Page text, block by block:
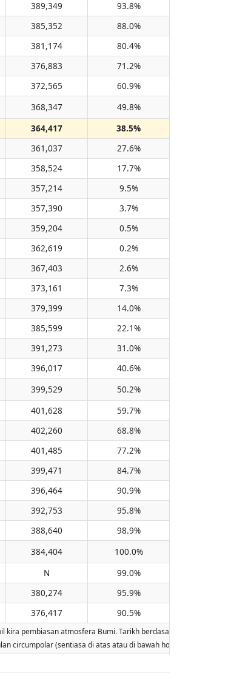
389,349
93.8%
385,352
88.0%
381,174
80.4%
376,883
71.2%
372,565
60.9%
368,347
49.8%
364,417
38.5%
361,037
27.6%
358,524
17.7%
357,214
9.5%
357,390
3.7%
359,204
0.5%
362,619
0.2%
367,403
2.6%
373,161
7.3%
379,399
14.0%
385,599
22.1%
391,273
31.0%
396,017
40.6%
399,529
50.2%
401,628
59.7%
402,260
68.8%
401,485
77.2%
399,471
84.7%
396,464
90.9%
392,753
95.8%
388,640
98.9%
384,404
100.0%
N
99.0%
380,274
95.9%
376,417 90.5%
pembiasan atmosfera Bumi. Tarikh berdasarkan kalendar
(sentiasa di atas atau di bawah horizon). Dua